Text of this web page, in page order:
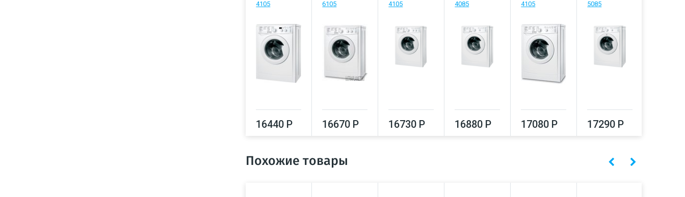
4105
16440 Р
6105
16670 Р
4105
16730 Р
4085
16880 Р
4105
17080 Р
5085
17290 Р
Похожие товары